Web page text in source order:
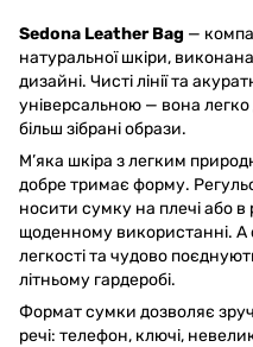
Sedona Leather Bag —
натуральної шкіри,
дизайні. Чисті лінії та
універсальною — вона
більш зібрані образи.
М’яка шкіра з легким
добре тримає форму.
носити сумку на плечі або
щоденному використанні. А
легкості та чудово
літньому гардеробі.
Формат сумки дозволяє
речі: телефон, ключі,